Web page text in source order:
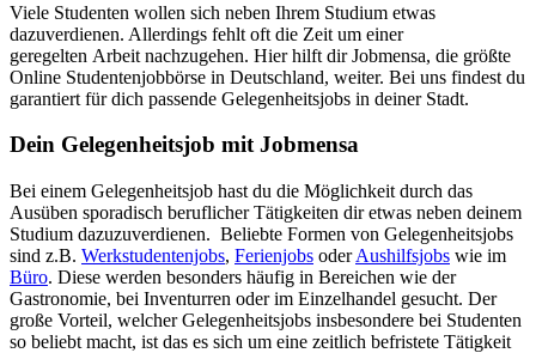
Viele Studenten wollen sich neben Ihrem Studium etwas
dazuverdienen. Allerdings fehlt oft die Zeit um einer
geregelten Arbeit nachzugehen. Hier hilft dir Jobmensa, die größte
Online Studentenjobbörse in Deutschland, weiter. Bei uns findest du
garantiert für dich passende Gelegenheitsjobs in deiner Stadt.
Dein Gelegenheitsjob mit Jobmensa
Bei einem Gelegenheitsjob hast du die Möglichkeit durch das
Ausüben sporadisch beruflicher Tätigkeiten dir etwas neben deinem
Studium dazuzuverdienen. Beliebte Formen von Gelegenheitsjobs
sind z.B. Werkstudentenjobs, Ferienjobs oderAushilfsjobs wie im
Büro. Diese werden besonders häufig in Bereichen wie der
Gastronomie, bei Inventurren oder im Einzelhandel gesucht. Der
große Vorteil, welcher Gelegenheitsjobs insbesondere bei Studenten
so beliebt macht, ist das es sich um eine zeitlich befristete Tätigkeit